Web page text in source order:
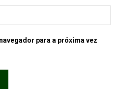
para a próxima vez